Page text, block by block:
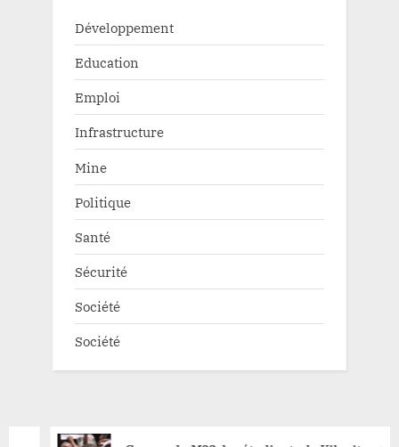
Développement
Education
Emploi
Infrastructure
Mine
Politique
Santé
Sécurité
Société
Société